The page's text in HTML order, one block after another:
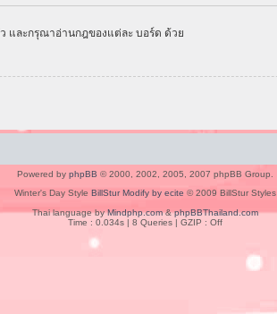
และกรุณาอ่านกฎของแต่ละ บอร์ด ด้วย
Powered byphpBB © 2000, 2002, 2005, 2007 phpBB Group.
Winter's Day StyleBillStur Modify by ecite © 2009 BillStur Styles
Thai language byMindphp.com&phpBBThailand.com
Time : 0.034s | 8 Queries | GZIP : Off